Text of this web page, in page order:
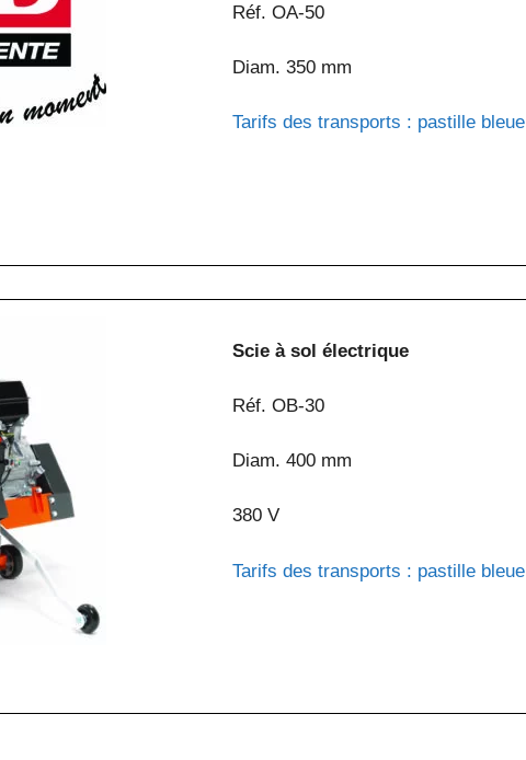
Réf. OA-50
Diam. 350 mm
Tarifs des transports : pastille bleue
Scie à sol électrique
Réf. OB-30
Diam. 400 mm
380 V
Tarifs des transports : pastille bleue